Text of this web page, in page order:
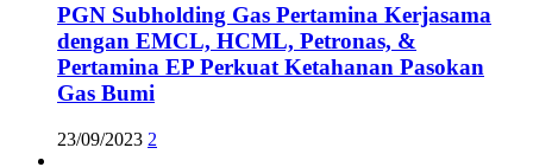
PGN Subholding Gas Pertamina Kerjasama
dengan EMCL, HCML, Petronas, &
Pertamina EP Perkuat Ketahanan Pasokan
Gas Bumi
23/09/2023 2